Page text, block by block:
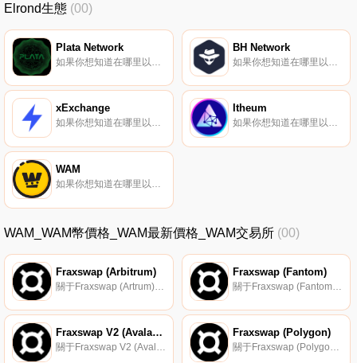
Elrond生態 (00)
Plata Network BH Network
xExchange
如果你想知道在哪里以當前價格購買xExchange,目前交易{xExchange]股票的頂級加密貨幣交易所是Maiar exchange。您可以在我們的加密貨幣交易所頁面上找到其他列表。MEX是為xExchange提供動力的令牌.
Itheum
如果你想知道在哪里以當前價格購買Itheum,目前交易{Itheum]股票的頂級加密貨幣交易所是MEXC和Maiar Exchange。您可以在我們的加密貨幣交易所頁面上找到其他列表。Itheum支持Web3和Metaverse中的數據所有權,將您的數據轉化為極具價值的資產.
WAM
如果你想知道在哪里以當前價格購買WAM,目前交易{WAM]股票的頂級加密貨幣交易所是Gate.io、LATOKEN、Bilaxy和Maiar Exchange。您可以在我們的加密貨幣交易所頁面上找到其他列表.
WAM_WAM幣價格_WAM最新價格_WAM交易所 (00)
Fraxswap (Arbitrum)
關于Fraxswap (Artrum)Fraxswap是一個完全去中心化的鏈上AMM,類似于Uniswap。它能夠交易和創建任何代幣對,并具有TWAMM功能。它是第一個具有創新TWAMM功能和專有功能的xy=k AMM,這在Uniswap或其他AMM中是看不到的.
Fraxswap (Fantom)
Fraxswap V2 (Avalanche)
關于Fraxswap V2 (Avalanche)Fraxswap是一個完全去中心化的鏈上AMM,類似于Uniswap。它能夠交易和創建任何代幣對,并具有TWAMM功能。它是第一個具有創新TWAMM功能和專有功能的xy=k AMM,這在Uniswap或其他AMM中是看不到的.
Fraxswap (Polygon)
關于Fraxswap (Polygon)Fraxswap是一個完全去中心化的鏈上AMM,類似于Uniswap。它能夠交易和創建任何代幣對,并具有TWAMM功能。它是第一個具有創新TWAMM功能和專有功能的xy=k AMM,這在Uniswap或其他AMM中是看不到的.